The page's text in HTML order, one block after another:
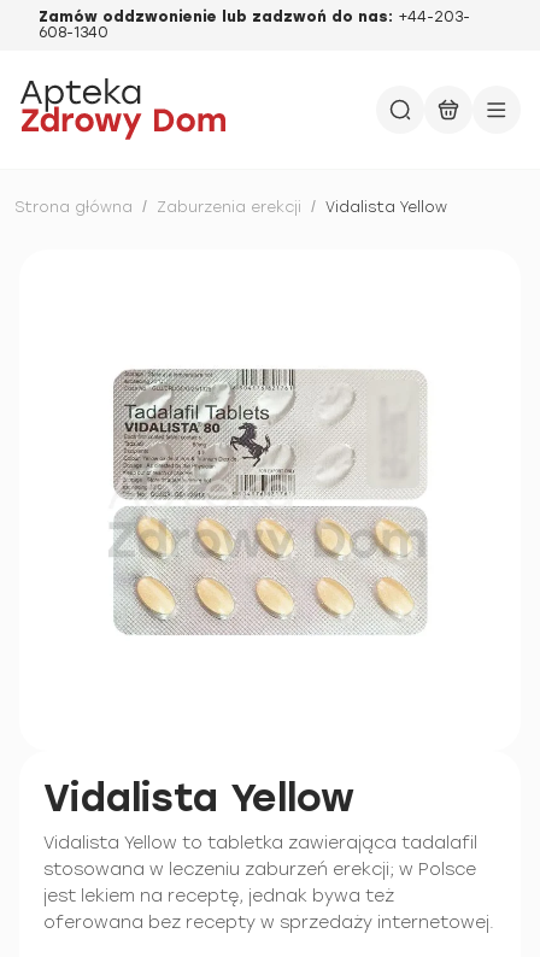
Zamów oddzwonienie lub zadzwoń do nas: +44-203-
608-1340
Strona główna / Zaburzenia erekcji / Vidalista Yellow
Vidalista Yellow
Vidalista Yellow to tabletka zawierająca tadalafil
stosowana w leczeniu zaburzeń erekcji; w Polsce
jest lekiem na receptę, jednak bywa też
oferowana bez recepty w sprzedaży internetowej.